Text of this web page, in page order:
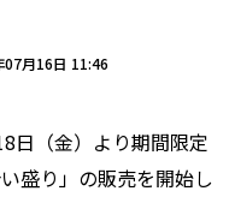
07月16日 11:46
日（金）より期間限定
盛り」の販売を開始し